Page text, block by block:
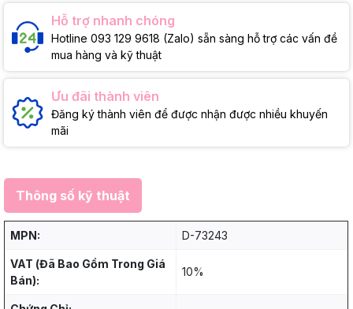
Hỗ trợ nhanh chóng
Hotline 093 129 9618 (Zalo) sẵn sàng hỗ trợ các vấn đề
mua hàng và kỹ thuật
Ưu đãi thành viên
Đăng ký thành viên để được nhận được nhiều khuyến
mãi
Thông số kỹ thuật
MPN: D-73243
VAT (Đã Bao Gồm Trong Giá
Bán):
10%